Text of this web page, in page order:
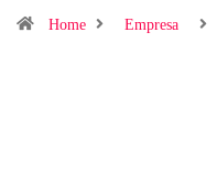
Home Empresa